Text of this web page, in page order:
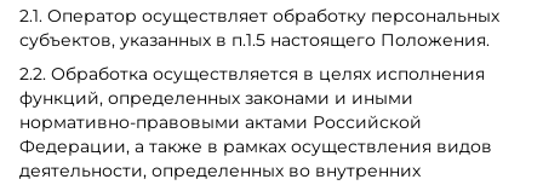
2.1. Оператор осуществляет обработку персональных
субъектов, указанных в п.1.5 настоящего Положения.
2.2. Обработка осуществляется в целях исполнения
функций, определенных законами и иными
нормативно-правовыми актами Российской
Федерации, а также в рамках осуществления видов
деятельности, определенных во внутренних